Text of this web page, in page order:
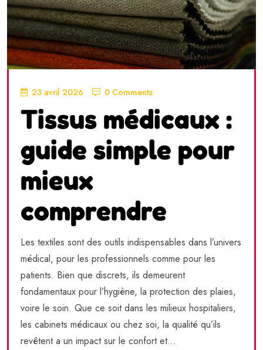
23 avril 2026 0 Comments
Tissus médicaux :
guide simple pour
mieux
comprendre
Les textiles sont des outils indispensables dans l’univers
médical, pour les professionnels comme pour les
patients. Bien que discrets, ils demeurent
fondamentaux pour l’hygiène, la protection des plaies,
voire le soin. Que ce soit dans les milieux hospitaliers,
les cabinets médicaux ou chez soi, la qualité qu’ils
revêtent a un impact sur le confort et...